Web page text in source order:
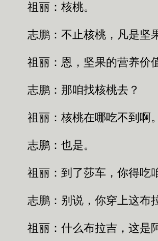
祖丽：核桃。
志鹏：不止核桃，凡是坚果
祖丽：恩，坚果的营养价值
志鹏：那咱找核桃去？
祖丽：核桃在哪吃不到啊。
志鹏：也是。
祖丽：到了莎车，你得吃
志鹏：别说，你穿上这布
祖丽：什么布拉吉，这是